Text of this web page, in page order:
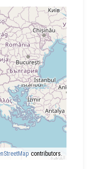
contributors.